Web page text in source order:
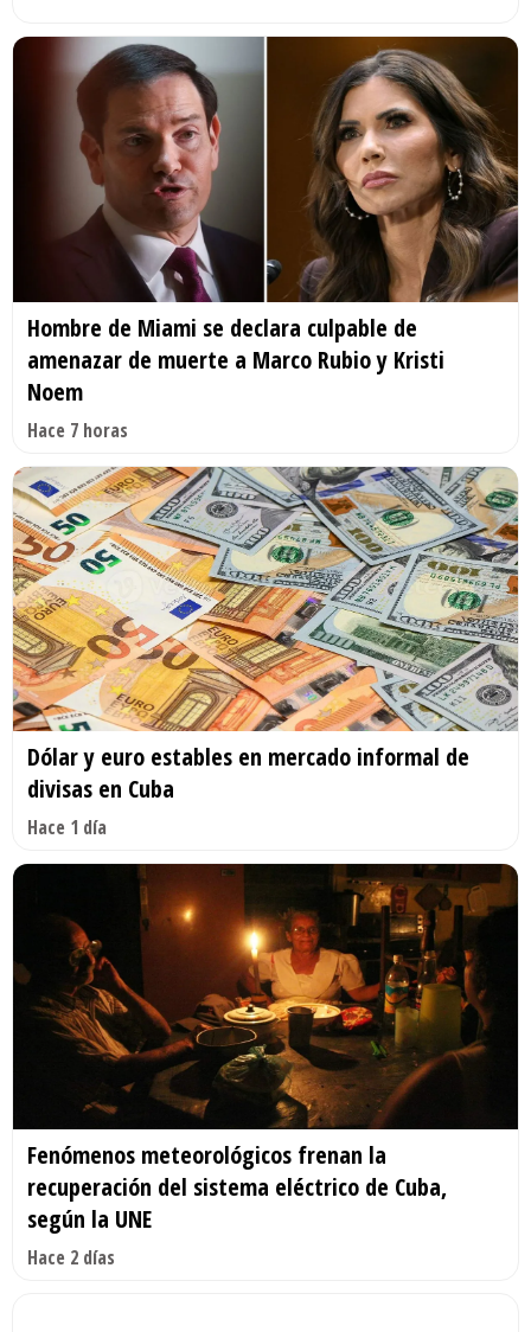
Hombre de Miami se declara culpable de
amenazar de muerte a Marco Rubio y Kristi
Noem
Hace 7 horas
Dólar y euro estables en mercado informal de
divisas en Cuba
Hace 1 día
Fenómenos meteorológicos frenan la
recuperación del sistema eléctrico de Cuba,
según la UNE
Hace 2 días